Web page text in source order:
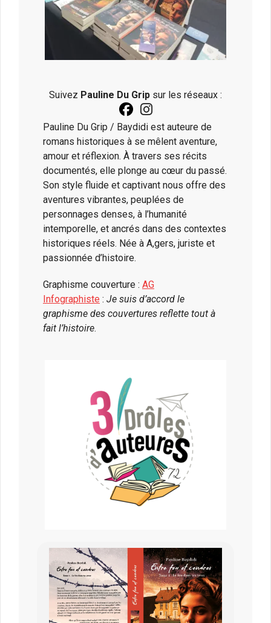
Suivez Pauline Du Grip sur les réseaux :
fab
fa-
facebook
fab
fa-
instagram
Pauline Du Grip / Baydidi est auteure de
romans historiques à se mêlent aventure,
amour et réflexion. À travers ses récits
documentés, elle plonge au cœur du passé.
Son style fluide et captivant nous offre des
aventures vibrantes, peuplées de
personnages denses, à l’humanité
intemporelle, et ancrés dans des contextes
historiques réels. Née à A,gers, juriste et
passionnée d’histoire.
Graphisme couverture : AG
Infographiste : Je suis d’accord le
graphisme des couvertures reflette tout à
fait l’histoire.